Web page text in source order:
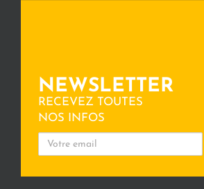
NEWSLETTER
RECEVEZ TOUTES
NOS INFOS